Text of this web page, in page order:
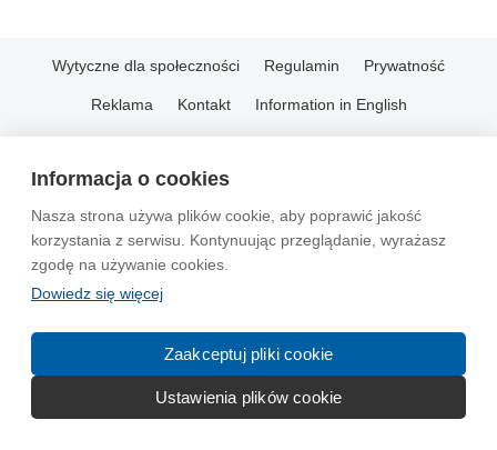
Informacja o cookies
Nasza strona używa plików cookie, aby poprawić jakość
korzystania z serwisu. Kontynuując przeglądanie, wyrażasz
zgodę na używanie cookies.
Dowiedz się więcej
Zaakceptuj pliki cookie
Ustawienia plików cookie
Wytyczne dla społeczności Regulamin Prywatność
Reklama Kontakt Information in English